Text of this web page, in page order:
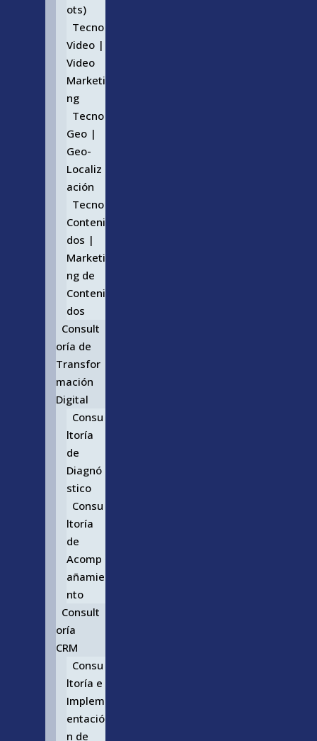
ots)
Tecno
Video |
Video
Marketi
ng
Tecno
Geo |
Geo-
Localiz
ación
Tecno
Conteni
dos |
Marketi
ng de
Conteni
dos
Consult
oría de
Transfor
mación
Digital
Consu
ltoría
de
Diagnó
stico
Consu
ltoría
de
Acomp
añamie
nto
Consult
oría
CRM
Consu
ltoría e
Implem
entació
n de